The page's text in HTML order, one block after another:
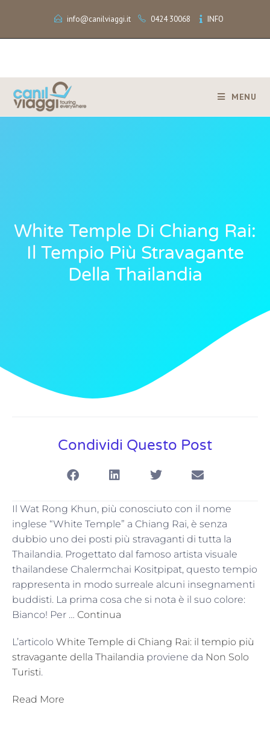
info@canilviaggi.it 0424 30068 INFO
MENU
White Temple Di Chiang Rai:
Il Tempio Più Stravagante
Della Thailandia
Condividi Questo Post
Il Wat Rong Khun, più conosciuto con il nome
inglese “White Temple” a Chiang Rai, è senza
dubbio uno dei posti più stravaganti di tutta la
Thailandia. Progettato dal famoso artista visuale
thailandese Chalermchai Kositpipat, questo tempio
rappresenta in modo surreale alcuni insegnamenti
buddisti. La prima cosa che si nota è il suo colore:
Bianco! Per … Continua
L’articolo White Temple di Chiang Rai: il tempio più
stravagante della Thailandia proviene da Non Solo
Turisti.
Read More